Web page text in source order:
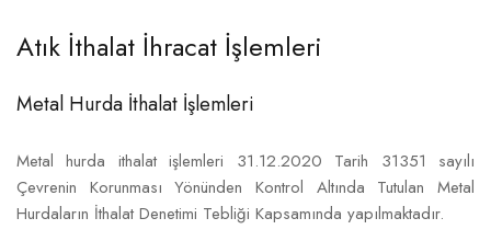
Atık İthalat İhracat İşlemleri
Metal Hurda İthalat İşlemleri
Metal hurda ithalat işlemleri 31.12.2020 Tarih 31351 sayılı
Çevrenin Korunması Yönünden Kontrol Altında Tutulan Metal
Hurdaların İthalat Denetimi Tebliği Kapsamında yapılmaktadır.